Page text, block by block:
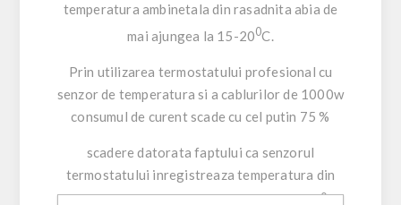
temperatura ambinetala din rasadnita abia de
mai ajungea la 15-200C.
Prin utilizarea termostatului profesional cu
senzor de temperatura si a cablurilor de 1000w
consumul de curent scade cu cel putin 75 %
scadere datorata faptului ca senzorul
termostatului inregistreaza temperatura din
0